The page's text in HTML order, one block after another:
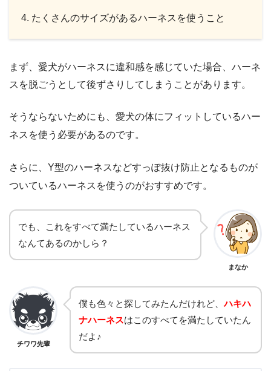
たくさんのサイズがあるハーネスを使うこと
まず、愛犬がハーネスに違和感を感じていた場合、ハーネ
スを脱ごうとして後ずさりしてしまうことがあります。
そうならないためにも、愛犬の体にフィットしているハー
ネスを使う必要があるのです。
さらに、Y型のハーネスなどすっぽ抜け防止となるものが
ついているハーネスを使うのがおすすめです。
でも、これをすべて満たしているハーネス
なんてあるのかしら？
まなか
チワワ先輩
僕も色々と探してみたんだけれど、ハキハ
ナハーネスはこのすべてを満たしていたん
だよ♪